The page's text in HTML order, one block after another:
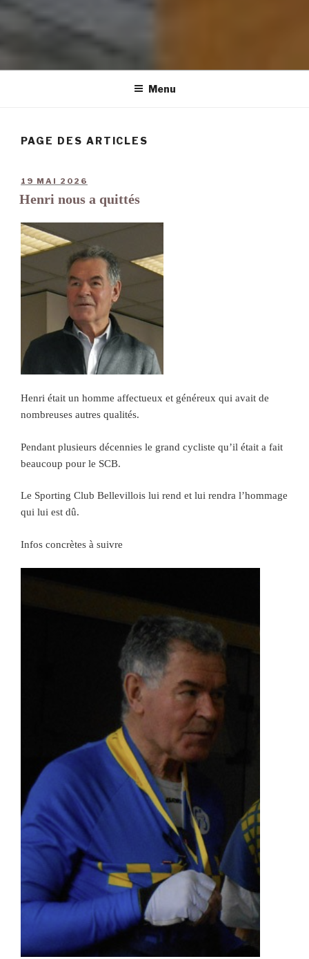
Menu
PAGE DES ARTICLES
19 MAI 2026
Henri nous a quittés
Henri était un homme affectueux et généreux qui avait de
nombreuses autres qualités.
Pendant plusieurs décennies le grand cycliste qu’il était a fait
beaucoup pour le SCB.
Le Sporting Club Bellevillois lui rend et lui rendra l’hommage
qui lui est dû.
Infos concrètes à suivre